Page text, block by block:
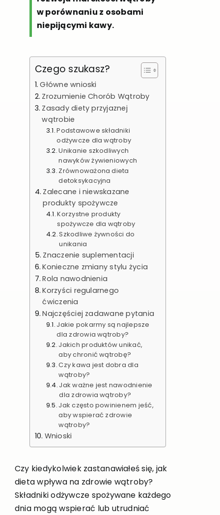
w porównaniu z osobami
niepijącymi kawy.
Czego szukasz?
Główne wnioski
Zrozumienie Chorób Wątroby
Zasady diety przyjaznej
wątrobie
Podstawowe składniki
odżywcze dla wątroby
Unikanie szkodliwych
nawyków żywieniowych
Zrównoważona dieta
detoksykacyjna
Zalecane i niewskazane
produkty spożywcze
Korzystne produkty
spożywcze dla wątroby
Szkodliwe żywności do
unikania
Znaczenie suplementacji
Konieczne zmiany stylu życia
Rola nawodnienia
Korzyści regularnego
ćwiczenia
Najczęściej zadawane pytania
Jakie pokarmy są najlepsze
dla zdrowia wątroby?
Jakich produktów unikać,
aby chronić wątrobę?
Czy kawa jest dobra dla
wątroby?
Jak ważne jest nawodnienie
dla zdrowia wątroby?
Jak często powinienem jeść,
aby wspierać zdrowie
wątroby?
Wnioski
Czy kiedykolwiek zastanawiałeś się, jak
dieta wpływa na zdrowie wątroby?
Składniki odżywcze spożywane każdego
dnia mogą wspierać lub utrudniać